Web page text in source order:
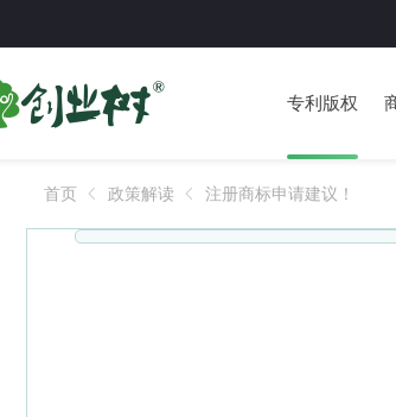
专利版权
首页 政策解读 注册商标申请建议！